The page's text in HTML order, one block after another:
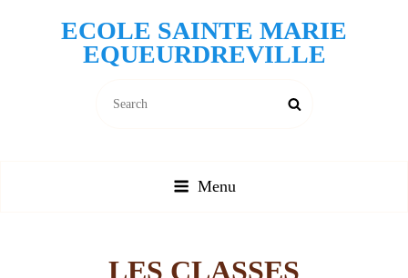
ECOLE SAINTE MARIE
EQUEURDREVILLE
Menu
LES CLASSES